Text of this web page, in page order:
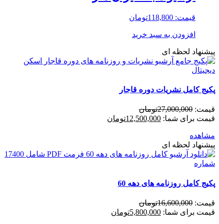
قیمت: 118,800تومان
افزودن به سبد خرید
پیشنهاد لحظه ای
پکیج کامل نشریات دوره قاجار
قیمت: 27,000,000تومان
قیمت برای شما: 12,500,000تومان
مشاهده
پیشنهاد لحظه ای
پکیج کامل روزنامه های دهه 60
قیمت: 16,600,000تومان
قیمت برای شما: 5,800,000تومان